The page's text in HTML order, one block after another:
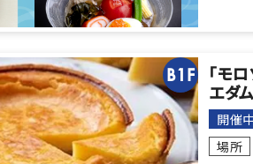
B1F
「モ
エダ
開催
場所